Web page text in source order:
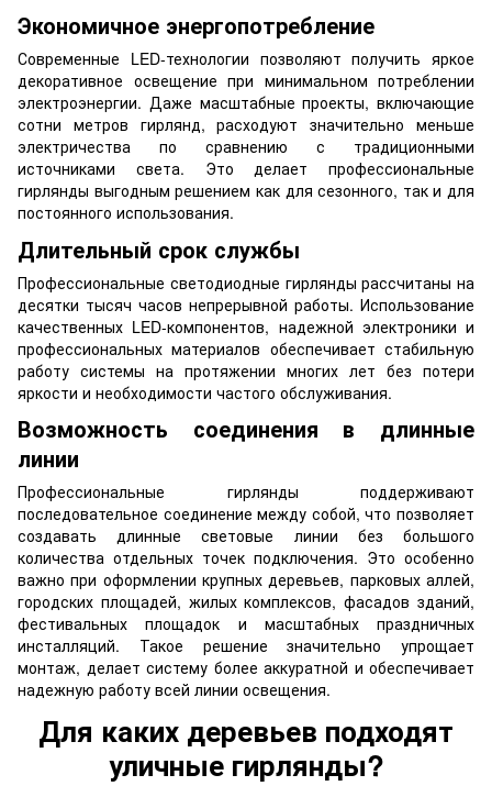
Экономичное энергопотребление
Современные LED-технологии позволяют получить яркое
декоративное освещение при минимальном потреблении
электроэнергии. Даже масштабные проекты, включающие
сотни метров гирлянд, расходуют значительно меньше
электричества по сравнению с традиционными
источниками света. Это делает профессиональные
гирлянды выгодным решением как для сезонного, так и для
постоянного использования.
Длительный срок службы
Профессиональные светодиодные гирлянды рассчитаны на
десятки тысяч часов непрерывной работы. Использование
качественных LED-компонентов, надежной электроники и
профессиональных материалов обеспечивает стабильную
работу системы на протяжении многих лет без потери
яркости и необходимости частого обслуживания.
Возможность соединения в длинные
линии
Профессиональные гирлянды поддерживают
последовательное соединение между собой, что позволяет
создавать длинные световые линии без большого
количества отдельных точек подключения. Это особенно
важно при оформлении крупных деревьев, парковых аллей,
городских площадей, жилых комплексов, фасадов зданий,
фестивальных площадок и масштабных праздничных
инсталляций. Такое решение значительно упрощает
монтаж, делает систему более аккуратной и обеспечивает
надежную работу всей линии освещения.
Для каких деревьев подходят
уличные гирлянды?